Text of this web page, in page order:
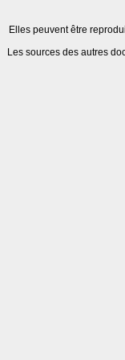
Elles peuvent être
Les sources des autres